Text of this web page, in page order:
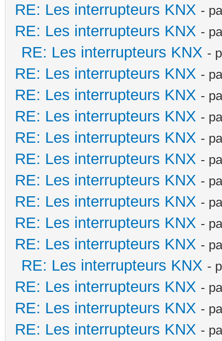
RE: Les interrupteurs KNX -
RE: Les interrupteurs KNX -
RE: Les interrupteurs KNX -
RE: Les interrupteurs KNX -
RE: Les interrupteurs KNX -
RE: Les interrupteurs KNX -
RE: Les interrupteurs KNX -
RE: Les interrupteurs KNX -
RE: Les interrupteurs KNX -
RE: Les interrupteurs KNX -
RE: Les interrupteurs KNX -
RE: Les interrupteurs KNX -
RE: Les interrupteurs KNX -
RE: Les interrupteurs KNX -
RE: Les interrupteurs KNX -
RE: Les interrupteurs KNX -